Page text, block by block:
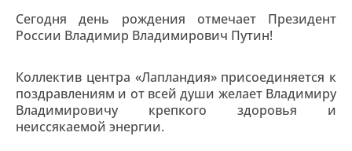
Сегодня день рождения отмечает Президент
России Владимир Владимирович Путин!
Коллектив центра «Лапландия» присоединяется к
поздравлениям и от всей души желает Владимиру
Владимировичу крепкого здоровья и
неиссякаемой энергии.